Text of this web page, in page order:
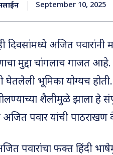
September 10, 2025
दिवसांमध्ये अजित
मुद्दा चांगलाच गाजत
घेतलेली भूमिका योग्यच
शैलीमुळे झाला हे
अजित पवार यांची
पवारांचा फक्त हिंदी